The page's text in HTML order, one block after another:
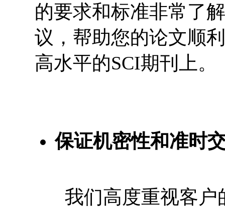
的要求和标准非常了
议，帮助您的论文顺
高水平的SCI期刊上。
保证机密性和准时
我们高度重视客户